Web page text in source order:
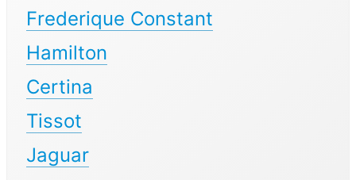
Frederique Constant
Hamilton
Certina
Tissot
Jaguar